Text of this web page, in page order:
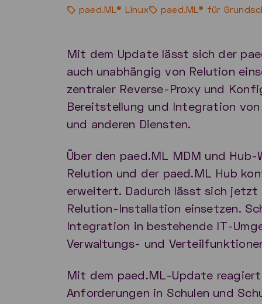
paed.ML® Linux paed.ML® für
Mit dem Update lässt sich der
auch unabhängig von Relution
zentraler Reverse-Proxy und
Bereitstellung und Integration
und anderen Diensten.
Über den paed.ML MDM und
Relution und der paed.ML Hub
erweitert. Dadurch lässt sich jetzt
Relution-Installation einsetzen.
Integration in bestehende IT-
Verwaltungs- und
Mit dem paed.ML-Update
Anforderungen in Schulen und